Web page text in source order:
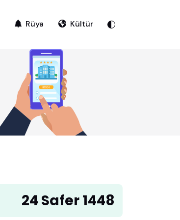
Rüya Kültür
24 Safer 1448